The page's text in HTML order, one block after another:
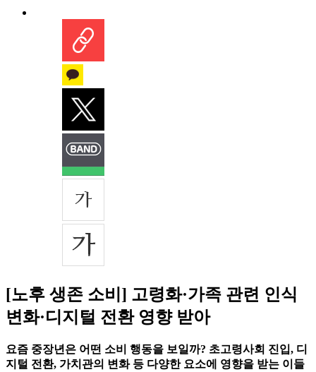
[노후 생존 소비] 고령화·가족 관련 인식
변화·디지털 전환 영향 받아
요즘 중장년은 어떤 소비 행동을 보일까? 초고령사회 진입, 디
지털 전환, 가치관의 변화 등 다양한 요소에 영향을 받는 이들